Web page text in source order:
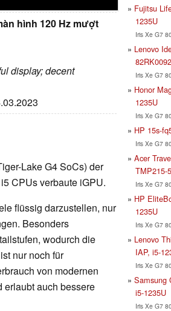
hình 120 Hz mượt
display; decent
Lake G4 SoCs) der
CPUs verbaute iGPU.
flüssig darzustellen, nur
Besonders
wodurch die
nur noch für
von modernen
erlaubt auch bessere
Fujitsu
1235U
Iris Xe G7
Lenovo
Iris Xe G7
Honor
1235U
Iris Xe G7
HP 15s-
Iris Xe G7
Acer
TMP215-
Iris Xe G7
HP
1235U
Iris Xe G7
Lenovo
IAP, i5-
Iris Xe G7
Samsung
i5-1235U
Iris Xe G7